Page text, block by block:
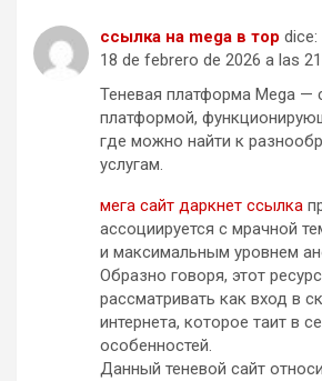
ссылка на mega в тор dice:
18 de febrero de 2026 a las
Теневая платформа Mega —
платформой,
где можно найти к
услугам.
мега сайт даркнет ссылка
ассоциируется с мрачной
и максимальным уровнем
Образно говоря, этот
рассматривать как вход в
интернета, которое таит в
особенностей.
Данный теневой сайт